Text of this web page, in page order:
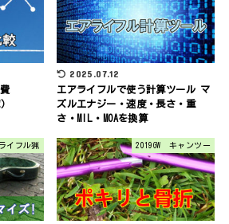
2025.07.12
エアライフルで使う計算ツール マ
ズルエナジー・速度・長さ・重
さ・MIL・MOAを換算
イフル猟 2019GW キャンツー